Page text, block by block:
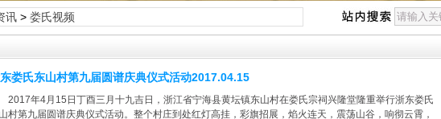
讯> 娄氏视频
娄氏东山村第九届圆谱庆典仪式活动2017.04.15
2017年4月15日丁酉三月十九吉日，浙江省宁海县黄坛镇东山村在娄氏宗祠兴隆堂隆重举行浙东娄氏
村第九届圆谱庆典仪式活动。整个村庄到处红灯高挂，彩旗招展，焰火连天，震荡山谷，响彻云霄，